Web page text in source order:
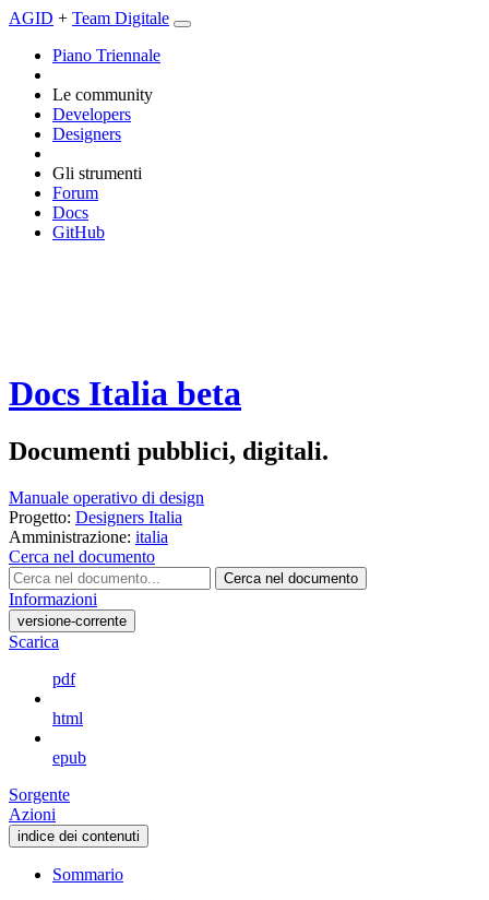
AGID + Team Digitale
Piano Triennale
Le community
Developers
Designers
Gli strumenti
Forum
Docs
GitHub
Docs Italia beta
Documenti pubblici, digitali.
Manuale operativo di design
Progetto: Designers Italia
Amministrazione: italia
Cerca nel documento
Cerca nel documento
Informazioni
versione-corrente
Scarica
pdf
html
epub
Sorgente
Azioni
indice dei contenuti
Sommario